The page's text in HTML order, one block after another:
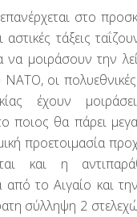
στο
αστικές τάξεις
να μοιράσουν την
οι πολυεθνικές
έχουν
ποιος θα πάρει
προετοιμασία
και η
από το Αιγαίο και
σύλληψη 2